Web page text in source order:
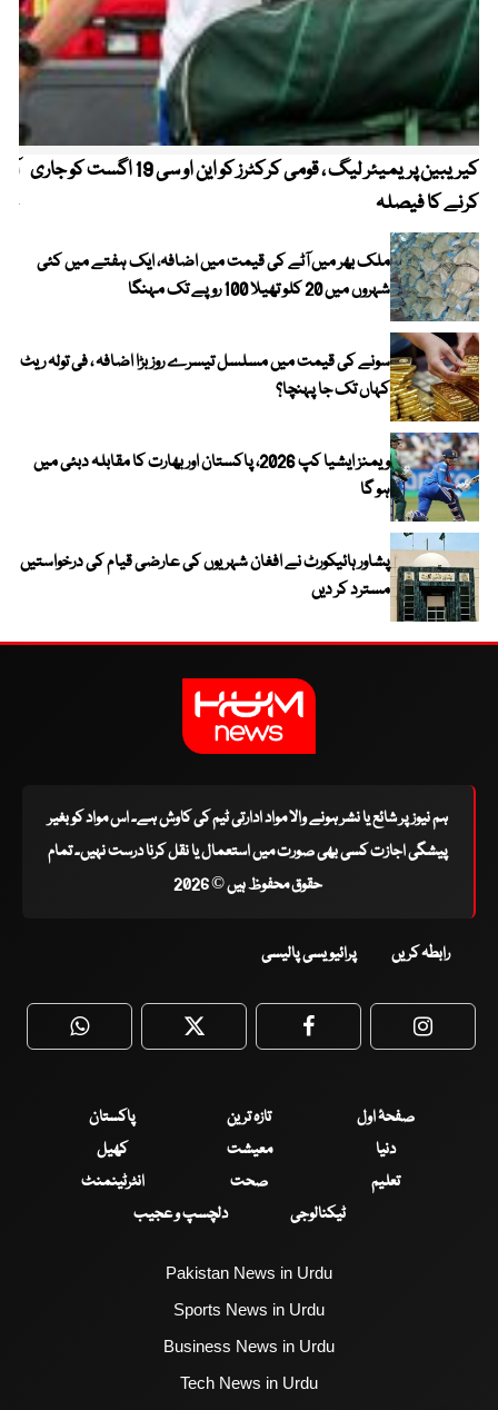
کیریبین پریمیئر لیگ ، قومی کرکٹرز کو این او سی 19 اگست کو جاری
کرنے کا فیصلہ
ملک بھر میں آٹے کی قیمت میں اضافہ، ایک ہفتے میں کئی
شہروں میں 20 کلو تھیلا 100 روپے تک مہنگا
سونے کی قیمت میں مسلسل تیسرے روز بڑا اضافہ ، فی تولہ ریٹ
کہاں تک جا پہنچا؟
ویمنز ایشیا کپ 2026، پاکستان اور بھارت کا مقابلہ دبئی میں
ہو گا
پشاور ہائیکورٹ نے افغان شہریوں کی عارضی قیام کی درخواستیں
مسترد کر دیں
ہم نیوز پر شائع یا نشر ہونے والا مواد ادارتی ٹیم کی کاوش ہے۔ اس مواد کو بغیر
پیشگی اجازت کسی بھی صورت میں استعمال یا نقل کرنا درست نہیں۔ تمام
حقوق محفوظ ہیں © 2026
رابطہ کریں پرائیویسی پالیسی
WhatsApp Twitter Facebook
صفحۂ اول تازہ ترین
پاکستان
دنیا
معیشت
کھیل
تعلیم
صحت
انٹرٹینمنٹ
ٹیکنالوجی
دلچسپ و عجیب
Pakistan News in Urdu
Sports News in Urdu
Business News in Urdu
Tech News in Urdu